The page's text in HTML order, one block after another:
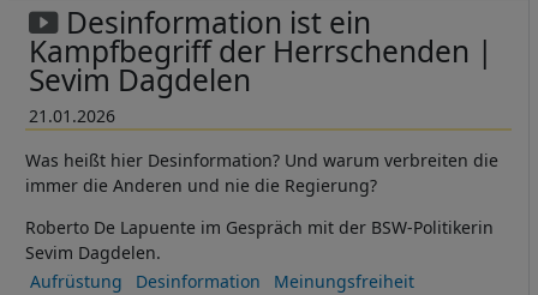
21.01.2026
Desinformation ist ein
Kampfbegriff der Herrschenden |
Sevim Dagdelen
Was heißt hier Desinformation? Und warum verbreiten die
immer die Anderen und nie die Regierung?
Roberto De Lapuente im Gespräch mit der BSW-Politikerin
Sevim Dagdelen.
Aufrüstung
Desinformation
Meinungsfreiheit